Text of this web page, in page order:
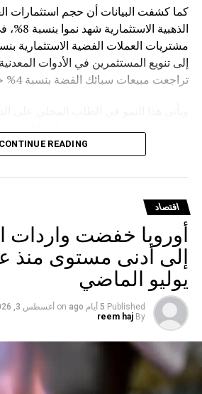
كما كشفت البيانات أن حجم استثمارات
الذهبية
إلى تنويع المستثمرين في الأدوات
تراجعت مبيعات سبائك الفضة بنسبة 4% خلال الفترة ذاتها.
بوتين في مارس الماضي مرسوما يمنع
المغادرين من مطارات موسكو الثلاثة
وفنوكوفو) ومطار فلاديفوستوك
على تصريح مسبق من هيئة الرقابة
الثمينة.
CONTINUE READING
اقتصاد
أوروبا خفضت واردات
إلى أدنى مستوى منذ
يوليو الماضي
Published 5 أيام ago on أغسطس 3, 2026
By
reem haj